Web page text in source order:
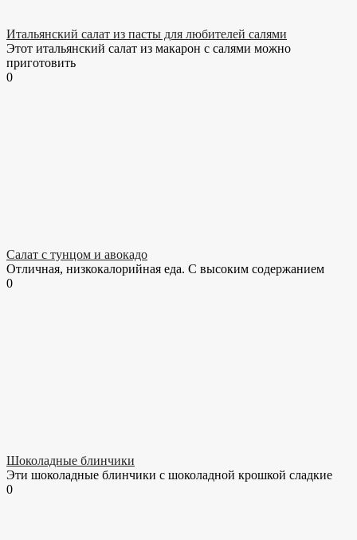
Итальянский салат из пасты для любителей салями
Этот итальянский салат из макарон с салями можно
приготовить
0
Салат с тунцом и авокадо
Отличная, низкокалорийная еда. С высоким содержанием
0
Шоколадные блинчики
Эти шоколадные блинчики с шоколадной крошкой сладкие
0